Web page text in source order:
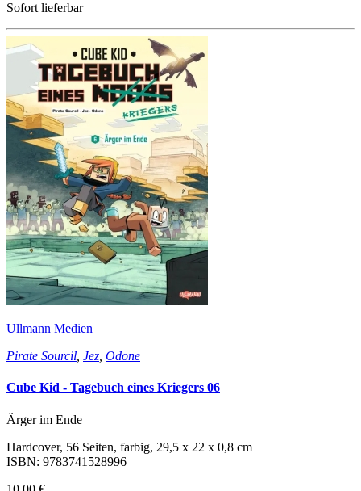
Sofort lieferbar
Ullmann Medien
Pirate Sourcil Jez Odone
Cube Kid - Tagebuch eines Kriegers 06
Ärger im Ende
Hardcover, 56 Seiten, farbig, 29,5 x 22 x 0,8 cm
ISBN: 9783741528996